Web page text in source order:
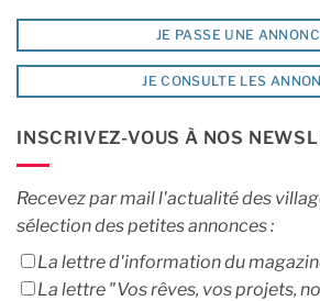
JE PASSE UNE
JE CONSULTE LES
INSCRIVEZ-VOUS À NOS
Recevez par mail l'actualité des
sélection des petites annonces :
La lettre d'information du
La lettre "Vos rêves, vos projets,